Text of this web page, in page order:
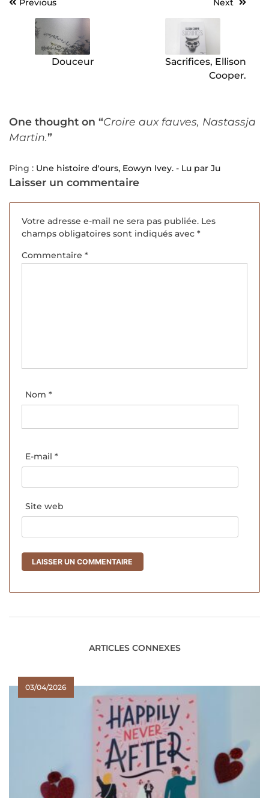
Navigation
l’article
Previous
Douceur
Next
Sacrifices, Ellison
Cooper.
One thought on “Croire aux fauves, Nastassja
Martin.”
Ping : Une histoire d'ours, Eowyn Ivey. - Lu par Ju
Laisser un commentaire
Votre adresse e-mail ne sera pas publiée. Les
champs obligatoires sont indiqués avec *
Commentaire *
Nom *
E-mail *
Site web
ARTICLES CONNEXES
03/04/2026